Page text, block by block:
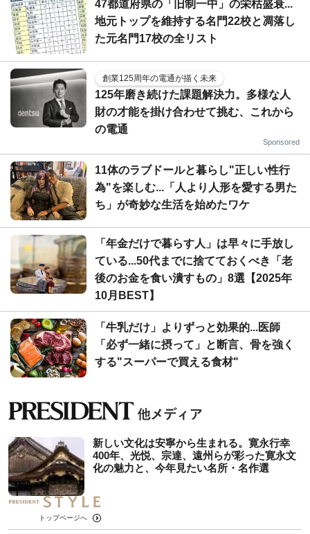
47都道府県の「旧制一中」の栄枯盛衰...
地元トップを維持する名門22校と凋落し
た元名門17校の全リスト
創業125周年の電通が描く未来
125年磨き続けた課題解決力。多様な人
財の才能を掛け合わせて挑む、これから
の電通
Sponsored
11体のラブドールと暮らし"正しい性行
為"を楽しむ...「人より人形を愛する男た
ち」が奇妙な生活を始めたワケ
「年金だけで暮らす人」は早々に手放し
ている...50代までに捨てておくべき「老
後のお金を食い潰すもの」8選【2025年
10月BEST】
「牛乳だけ」よりずっと効果的...医師
「必ず一緒に摂って」と断言、骨を強く
する"スーパーで買える食材"
新しい文化は安寧から生まれる。寛永行幸
400年、光悦、宗達、遠州らが彩った寛永文
化の魅力と、今年見たい名所・名作選
トップページへ